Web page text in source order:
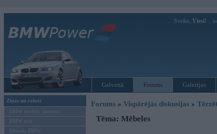
Sveiks, Viesi!
Galvenā Forums Galerijas
Ziņas un raksti
BMW modeļu jaunumi
BMW testi
Mēneša BMW
Forums » Vispārējās diskusijas »
Tēma: Mēbeles